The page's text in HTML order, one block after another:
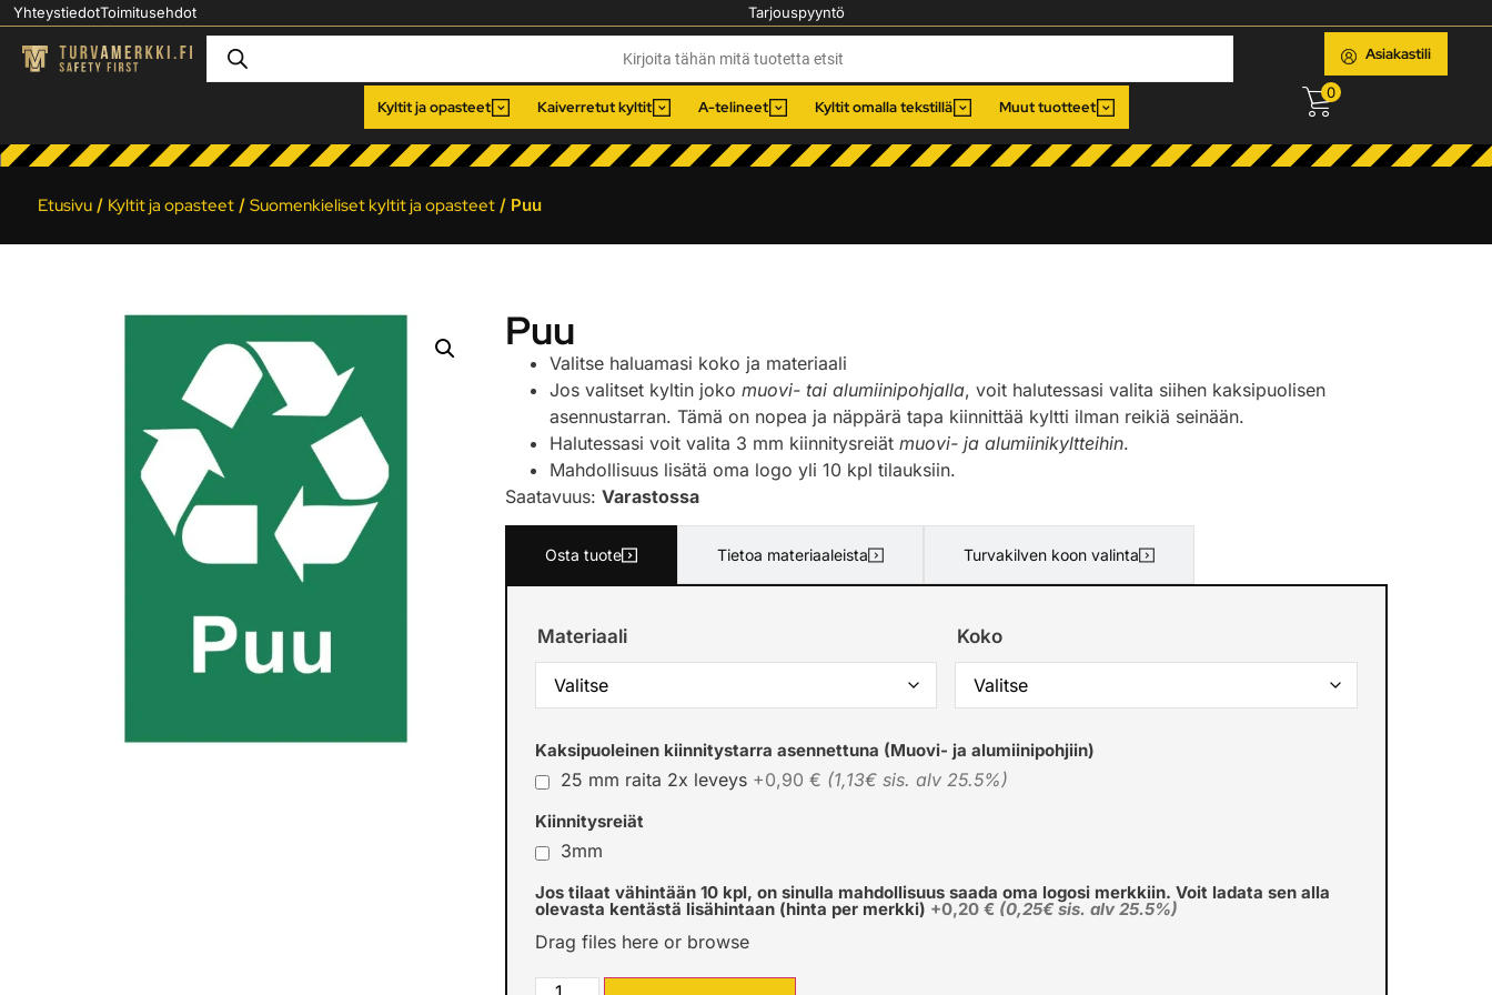
YhteystiedotToimitusehdot Tarjouspyyntö
Kyltit ja opasteet Kaiverretut kyltit A-telineet Kyltit omalla tekstillä Muut tuotteet
Asiakastili
0
Etusivu/ Kyltit ja opasteet/ Suomenkieliset kyltit ja opasteet/ Puu
Puu
Valitse haluamasi koko ja materiaali
Jos valitset kyltin joko muovi- tai alumiinipohjalla, voit halutessasi valita siihen kaksipuolisen
asennustarran. Tämä on nopea ja näppärä tapa kiinnittää kyltti ilman reikiä seinään.
Halutessasi voit valita 3 mm kiinnitysreiät muovi- ja alumiinikyltteihin.
Mahdollisuus lisätä oma logo yli 10 kpl tilauksiin.
Saatavuus: Varastossa
Osta tuote Tietoa materiaaleista Turvakilven koon valinta
Materiaali Koko
Kaksipuoleinen kiinnitystarra asennettuna (Muovi- ja alumiinipohjiin)
25 mm raita 2x leveys +0,90 € (1,13€ sis. alv 25.5%)
Kiinnitysreiät
3mm
Jos tilaat vähintään 10 kpl, on sinulla mahdollisuus saada oma logosi merkkiin. Voit ladata sen alla
olevasta kentästä lisähintaan (hinta per merkki) +0,20 € (0,25€ sis. alv 25.5%)
Drag files here or browse